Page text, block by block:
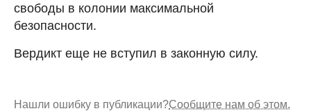
свободы в колонии максимальной
безопасности.
Вердикт еще не вступил в законную силу.
Нашли ошибку в публикации?Сообщите нам об этом.